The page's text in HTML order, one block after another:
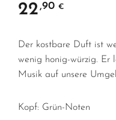
22,90 €
Der kostbare Duft ist
wenig honig-würzig. Er
Musik auf unsere
Kopf: Grün-Noten